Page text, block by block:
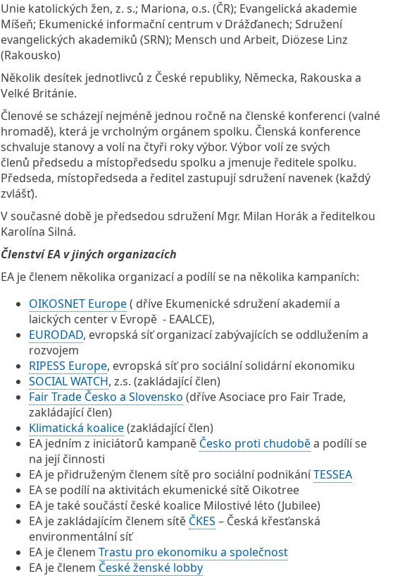
Unie katolických žen, z. s.; Mariona, o.s. (ČR); Evangelická akademie
Míšeň; Ekumenické informační centrum v Drážďanech; Sdružení
evangelických akademiků (SRN); Mensch und Arbeit, Diözese Linz
(Rakousko)
Několik desítek jednotlivců z České republiky, Německa, Rakouska a
Velké Británie.
Členové se scházejí nejméně jednou ročně na členské konferenci (valné
hromadě), která je vrcholným orgánem spolku. Členská konference
schvaluje stanovy a volí na čtyři roky výbor. Výbor volí ze svých
členů předsedu a místopředsedu spolku a jmenuje ředitele spolku.
Předseda, místopředseda a ředitel zastupují sdružení navenek (každý
zvlášť).
V současné době je předsedou sdružení Mgr. Milan Horák a ředitelkou
Karolína Silná.
Členství EA v jiných organizacích
EA je členem několika organizací a podílí se na několika kampaních:
OIKOSNET Europe( dříve Ekumenické sdružení akademií a
laických center v Evropě - EAALCE),
EURODAD, evropská síť organizací zabývajících se oddlužením a
rozvojem
RIPESS Europe, evropská síť pro sociální solidární ekonomiku
SOCIAL WATCH, z.s. (zakládající člen)
Fair Trade Česko a Slovensko (dříve Asociace pro Fair Trade,
zakládající člen)
Klimatická koalice(zakládající člen)
EA jedním z iniciátorů kampaně Česko proti chudoběa podílí se
na její činnosti
EA je přidruženým členem sítě pro sociální podnikáníTESSEA
EA se podílí na aktivitách ekumenické sítě Oikotree
EA je také součástí české koalice Milostivé léto (Jubilee)
EA je zakládajícím členem sítě ČKES – Česká křesťanská
environmentální síť
EA je členem Trastu pro ekonomiku a společnost
EA je členem České ženské lobby